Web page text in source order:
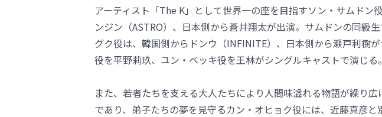
アーティスト「The K」として世界一の座を目指すソン・サムドン
ンジン（ASTRO）、日本側から蒼井翔太が出演。サムドンの同級
グク役は、韓国側からドンウ（INFINITE）、日本側から瀬戸利樹
役を平野莉玖、ユン・ベッキ役を王林がシングルキャストで演じる。
また、若者たちを支える大人たちにより人間味溢れる物語が繰り
であり、弟子たちの夢を見守るカン・オヒョク役には、近藤真彦